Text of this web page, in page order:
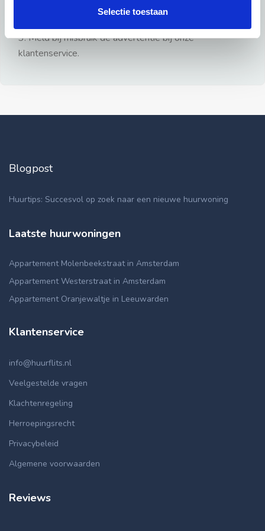
Selectie toestaan
3: Meld bij misbruik de advertentie bij onze
klantenservice.
Blogpost
Huurtips: Succesvol op zoek naar een nieuwe huurwoning
Laatste huurwoningen
Appartement Molenbeekstraat in Amsterdam
Appartement Westerstraat in Amsterdam
Appartement Oranjewaltje in Leeuwarden
Klantenservice
info@huurflits.nl
Veelgestelde vragen
Klachtenregeling
Herroepingsrecht
Privacybeleid
Algemene voorwaarden
Reviews